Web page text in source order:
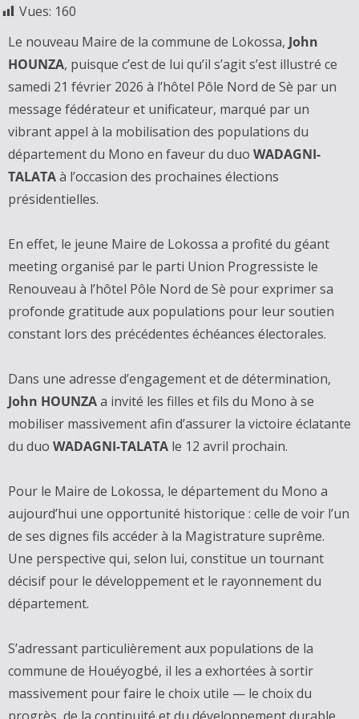
Vues: 160
Le nouveau Maire de la commune de Lokossa, John
HOUNZA, puisque c’est de lui qu’il s’agit s’est illustré ce
samedi 21 février 2026 à l’hôtel Pôle Nord de Sè par un
message fédérateur et unificateur, marqué par un
vibrant appel à la mobilisation des populations du
département du Mono en faveur du duo WADAGNI-
TALATAà l’occasion des prochaines élections
présidentielles.
En effet, le jeune Maire de Lokossa a profité du géant
meeting organisé par le parti Union Progressiste le
Renouveau à l’hôtel Pôle Nord de Sè pour exprimer sa
profonde gratitude aux populations pour leur soutien
constant lors des précédentes échéances électorales.
Dans une adresse d’engagement et de détermination,
John HOUNZAa invité les filles et fils du Mono à se
mobiliser massivement afin d’assurer la victoire éclatante
du duo WADAGNI-TALATA le 12 avril prochain.
Pour le Maire de Lokossa, le département du Mono a
aujourd’hui une opportunité historique : celle de voir l’un
de ses dignes fils accéder à la Magistrature suprême.
Une perspective qui, selon lui, constitue un tournant
décisif pour le développement et le rayonnement du
département.
S’adressant particulièrement aux populations de la
commune de Houéyogbé, il les a exhortées à sortir
massivement pour faire le choix utile — le choix du